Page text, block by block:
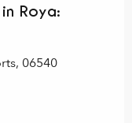
Roya:
06540